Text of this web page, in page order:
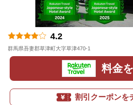
4.2
群馬県吾妻郡草津町大字草津470-1
料金
割引クーポンを